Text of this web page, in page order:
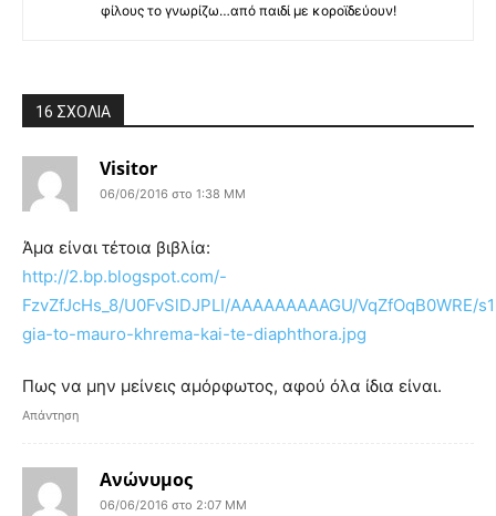
φίλους το γνωρίζω…από παιδί με κοροϊδεύουν!
16 ΣΧΟΛΙΑ
Visitor
06/06/2016 στο 1:38 ΜΜ
Άμα είναι τέτοια βιβλία:
http://2.bp.blogspot.com/-
FzvZfJcHs_8/U0FvSlDJPLI/AAAAAAAAAGU/VqZfOqB0WRE/
gia-to-mauro-khrema-kai-te-diaphthora.jpg
Πως να μην μείνεις αμόρφωτος, αφού όλα ίδια είναι.
Απάντηση
Ανώνυμος
06/06/2016 στο 2:07 ΜΜ